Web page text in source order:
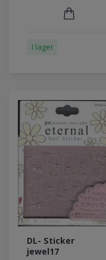
I lager
DL- Sticker
jewel17